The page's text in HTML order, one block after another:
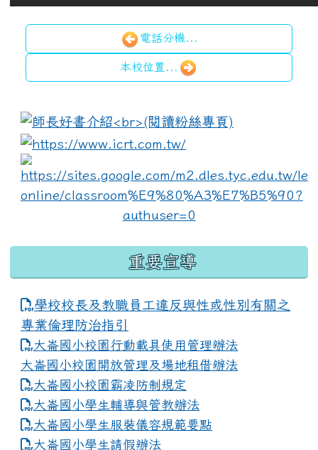
電話分機...
本校位置...
link to https://
重要宣導
學校校長及教職員工違反與性或性別有關之
專業倫理防治指引
大崙國小校園行動載具使用管理辦法
大崙國小校園開放管理及場地租借辦法
大崙國小校園霸凌防制規定
大崙國小學生輔導與管教辦法
大崙國小學生服裝儀容規範要點
link to https://www.dles.tyc.edu.tw/uploads/
大崙國小學生請假辦法